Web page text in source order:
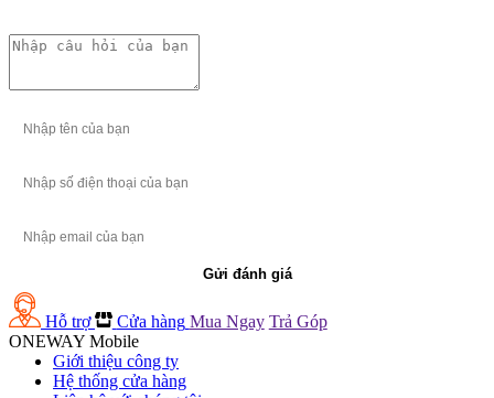
Gửi đánh giá
Hỗ trợ Cửa hàng Mua Ngay Trả Góp
ONEWAY Mobile
Giới thiệu công ty
Hệ thống cửa hàng